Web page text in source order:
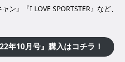
ン』『I LOVE SPORTSTER』など、
年10月号』購入はコチラ！